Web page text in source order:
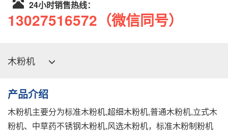
24小时销售热线：
13027516572（微信同号）
Toggle
木粉机
产品介绍
木粉机主要分为标准木粉机,超细木粉机,普通木粉机,立式木
粉机、中草药不锈钢木粉机,风选木粉机，标准木粉制粉机